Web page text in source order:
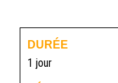
DURÉE
1 jour